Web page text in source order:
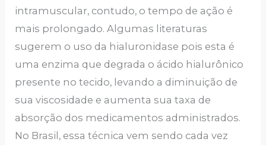
intramuscular, contudo, o tempo de ação é
mais prolongado. Algumas literaturas
sugerem o uso da hialuronidase pois esta é
uma enzima que degrada o ácido hialurônico
presente no tecido, levando a diminuição de
sua viscosidade e aumenta sua taxa de
absorção dos medicamentos administrados.
No Brasil, essa técnica vem sendo cada vez